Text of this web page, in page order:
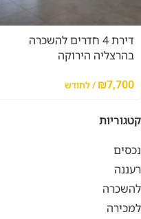
קטגוריות
נכסים
רעננה
להשכרה
למכירה
דירת 4 חדרים להשכרה
בהרצליה הירוקה
₪7,700 / לחודש